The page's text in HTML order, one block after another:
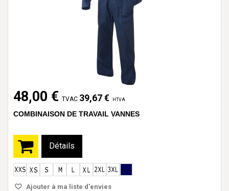
48,00 € TVAC 39,67 € HTVA
COMBINAISON DE TRAVAIL VANNES
Détails
Ajouter à ma liste d'envies